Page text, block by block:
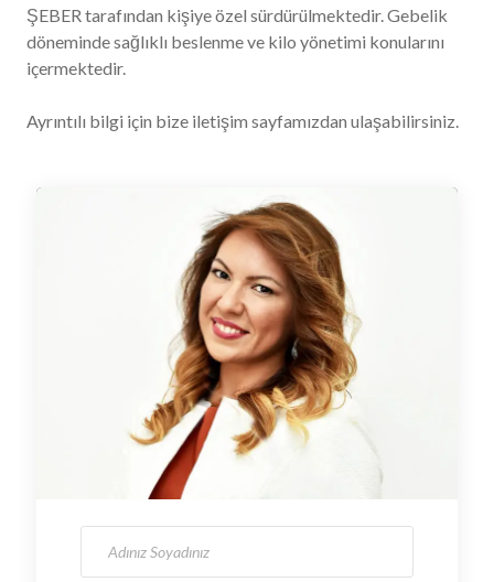
ŞEBER tarafından kişiye özel sürdürülmektedir. Gebelik
döneminde sağlıklı beslenme ve kilo yönetimi konularını
içermektedir.
Ayrıntılı bilgi için bize iletişim sayfamızdan ulaşabilirsiniz.